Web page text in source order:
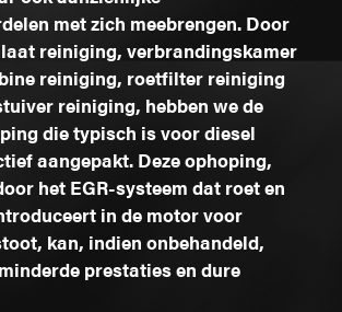
met zich meebrengen. Door
reiniging, verbrandingskamer
reiniging, roetfilter reiniging
reiniging, hebben we de
die typisch is voor diesel
aangepakt. Deze ophoping,
het EGR-systeem dat roet en
in de motor voor
kan, indien onbehandeld,
prestaties en dure